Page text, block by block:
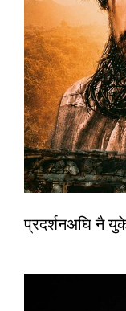
प्रदर्शनअघि नै